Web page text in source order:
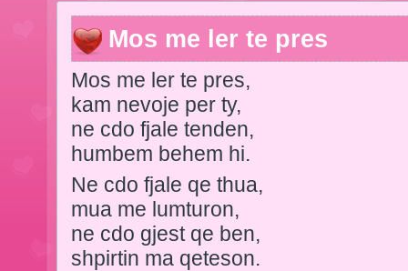
Mos me ler te pres
Mos me ler te pres,
kam nevoje per ty,
ne cdo fjale tenden,
humbem behem hi.
Ne cdo fjale qe thua,
mua me lumturon,
ne cdo gjest qe ben,
shpirtin ma qeteson.